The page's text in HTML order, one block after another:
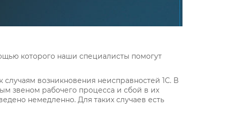
которого наши специалисты помогут
возникновения неисправностей 1С. В
звеном рабочего процесса и сбой в их
немедленно. Для таких случаев есть